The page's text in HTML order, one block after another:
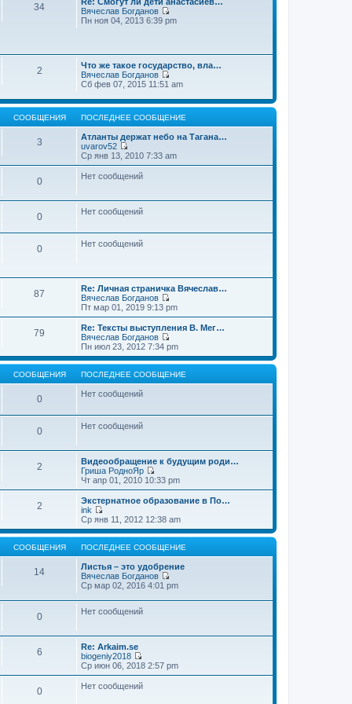
е
н
и
о
о
б
н
и
ю
с
л
е
м
у
с
о
б
щ
е
н
и
ю
и
п
д
е
м
у
с
о
о
щ
е
34
Вячеслав Богданов
П
й
т
к
о
с
л
д
е
м
е
Пн ноя 04, 2013 6:39 pm
2
Что же такое государство, вла…
Вячеслав Богданов
П
р
е
й
т
и
п
о
д
м
б
щ
н
и
ю
Сб фев 07, 2015 11:51 am
СООБЩЕНИЯ ПОСЛЕДНЕЕ СООБЩЕНИЕ
3
Атланты держат небо на Тагана…
uvarov52
П
е
р
е
т
и
с
д
н
е
м
о
о
б
щ
е
н
ю
Ср янв 13, 2010 7:33 am
0 Нет сообщений
0 Нет сообщений
0 Нет сообщений
87
Re: Личная страничка Вячеслав…
Вячеслав Богданов
П
е
р
е
й
т
и
к
е
м
у
о
о
б
е
н
ю
Пт мар 01, 2019 9:13 pm
79
Re: Тексты выступления В. Мег…
Вячеслав Богданов
П
е
р
е
й
л
е
д
н
е
у
о
о
б
щ
н
ю
Пн июл 23, 2012 7:34 pm
СООБЩЕНИЯ ПОСЛЕДНЕЕ СООБЩЕНИЕ
0 Нет сообщений
0 Нет сообщений
2
Видеообращение к будущим роди…
Гриша РодноЯр
П
е
р
е
й
т
и
к
о
с
л
е
д
у
о
б
Чт апр 01, 2010 10:33 pm
2
Экстернатное образование в По…
ink
П
е
р
е
й
т
и
к
п
о
с
д
н
е
м
у
с
Ср янв 11, 2012 12:38 am
СООБЩЕНИЯ ПОСЛЕДНЕЕ СООБЩЕНИЕ
14
Листья – это удобрение
Вячеслав Богданов
П
р
и
о
с
Ср мар 02, 2016 4:01 pm
0 Нет сообщений
6
Re: Arkaim.se
biogeniy2018
П
е
р
е
Ср июн 06, 2018 2:57 pm
0 Нет сообщений